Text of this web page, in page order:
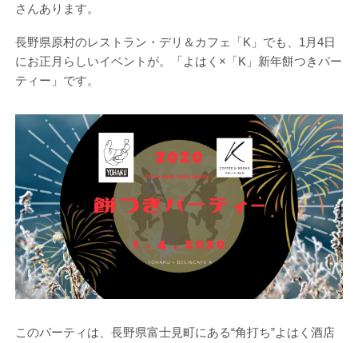
さんあります。
長野県原村のレストラン・デリ＆カフェ「K」でも、1月4日
にお正月らしいイベントが。「よはく×「K」新年餅つきパー
ティー」です。
このパーティは、長野県富士見町にある“角打ち”よはく酒店